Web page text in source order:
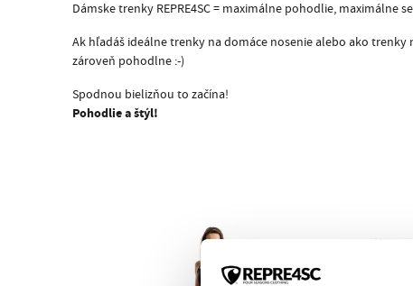
Dámske trenky REPRE4SC = maximálne pohodlie, maximálne
Ak hľadáš ideálne trenky na domáce nosenie alebo ako
zároveň pohodlne :-)
Spodnou bielizňou to začína!
Pohodlie a štýl!